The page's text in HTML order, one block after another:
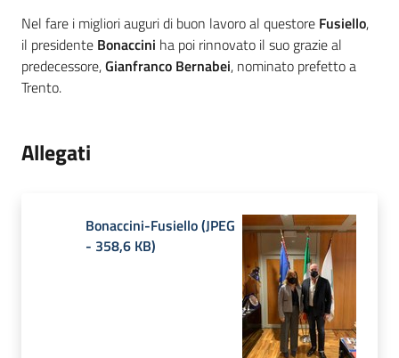
Nel fare i migliori auguri di buon lavoro al questore Fusiello,
il presidente Bonaccini ha poi rinnovato il suo grazie al
predecessore,Gianfranco Bernabei, nominato prefetto a
Trento.
Allegati
Bonaccini-Fusiello(JPEG
- 358,6 KB)